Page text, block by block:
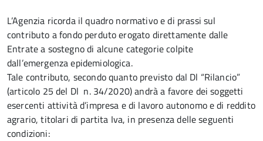
L’Agenzia ricorda il quadro normativo e di prassi sul
contributo a fondo perduto erogato direttamente dalle
Entrate a sostegno di alcune categorie colpite
dall’emergenza epidemiologica.
Tale contributo, secondo quanto previsto dal Dl “Rilancio”
(articolo 25 del Dl n. 34/2020) andrà a favore dei soggetti
esercenti attività d’impresa e di lavoro autonomo e di reddito
agrario, titolari di partita Iva, in presenza delle seguenti
condizioni: